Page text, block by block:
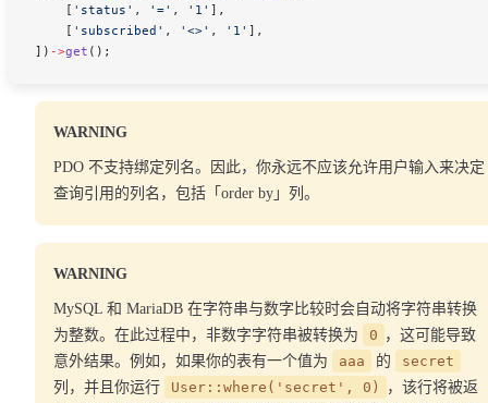
    [
'status' , '=' , '1' ],
    [
'subscribed' , '<>' , '1' ],
]) ->get ();
WARNING
PDO 不支持绑定列名。因此，你永远不应该允许用户输入来决定
查询引用的列名，包括「order by」列。
WARNING
MySQL 和 MariaDB 在字符串与数字比较时会自动将字符串转换
为整数。在此过程中，非数字字符串被转换为
0 ，这可能导致
意外结果。例如，如果你的表有一个值为
aaa 的
secret
列，并且你运行
User::where('secret', 0)
，该行将被返